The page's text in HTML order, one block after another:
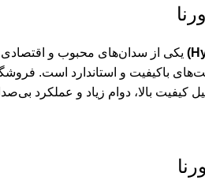
یکی از سدان‌های محبوب و
باکیفیت و استاندارد است.
کیفیت بالا، دوام زیاد و عملکرد